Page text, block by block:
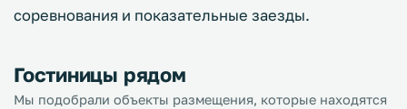
соревнования и показательные заезды.
Гостиницы рядом
Мы подобрали объекты размещения, которые находятся